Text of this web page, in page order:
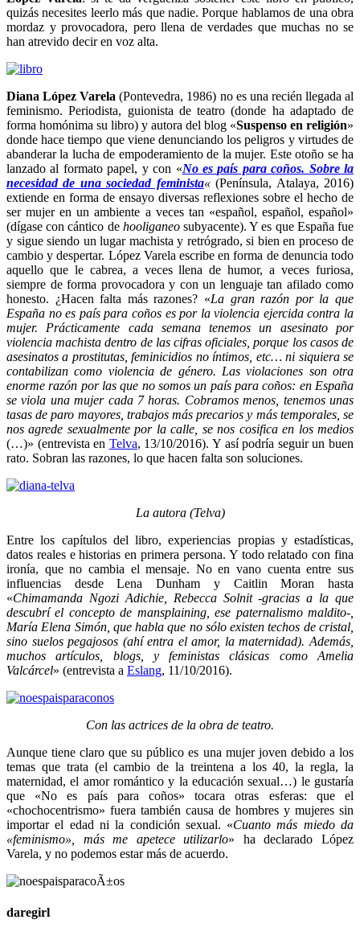
quizás necesites leerlo más que nadie. Porque hablamos de una obra
mordaz y provocadora, pero llena de verdades que muchas no se
han atrevido decir en voz alta.
Diana López Varela (Pontevedra, 1986) no es una recién llegada al
feminismo. Periodista, guionista de teatro (donde ha adaptado de
forma homónima su libro) y autora del blog «Suspenso en religión»
donde hace tiempo que viene denunciando los peligros y virtudes de
abanderar la lucha de empoderamiento de la mujer. Este otoño se ha
lanzado al formato papel, y con «No es país para coños. Sobre la
necesidad de una sociedad feminista«(Península, Atalaya, 2016)
extiende en forma de ensayo diversas reflexiones sobre el hecho de
ser mujer en un ambiente a veces tan «español, español, español»
(dígase con cántico de hooliganeosubyacente). Y es que España fue
y sigue siendo un lugar machista y retrógrado, si bien en proceso de
cambio y despertar. López Varela escribe en forma de denuncia todo
aquello que le cabrea, a veces llena de humor, a veces furiosa,
siempre de forma provocadora y con un lenguaje tan afilado como
honesto. ¿Hacen falta más razones? «La gran razón por la que
España no es país para coños es por la violencia ejercida contra la
mujer. Prácticamente cada semana tenemos un asesinato por
violencia machista dentro de las cifras oficiales, porque los casos de
asesinatos a prostitutas, feminicidios no íntimos, etc… ni siquiera se
contabilizan como violencia de género. Las violaciones son otra
enorme razón por las que no somos un país para coños: en España
se viola una mujer cada 7 horas. Cobramos menos, tenemos unas
tasas de paro mayores, trabajos más precarios y más temporales, se
nos agrede sexualmente por la calle, se nos cosifica en los medios
(…)» (entrevista en Telva, 13/10/2016). Y así podría seguir un buen
rato. Sobran las razones, lo que hacen falta son soluciones.
La autora (Telva)
Entre los capítulos del libro, experiencias propias y estadísticas,
datos reales e historias en primera persona. Y todo relatado con fina
ironía, que no cambia el mensaje. No en vano cuenta entre sus
influencias desde Lena Dunham y Caitlin Moran hasta
«Chimamanda Ngozi Adichie, Rebecca Solnit -gracias a la que
descubrí el concepto de mansplaining, ese paternalismo maldito-,
María Elena Simón, que habla que no sólo existen techos de cristal,
sino suelos pegajosos (ahí entra el amor, la maternidad). Además,
muchos artículos, blogs, y feministas clásicas como Amelia
Valcárcel» (entrevista a Eslang, 11/10/2016).
Con las actrices de la obra de teatro.
Aunque tiene claro que su público es una mujer joven debido a los
temas que trata (el cambio de la treintena a los 40, la regla, la
maternidad, el amor romántico y la educación sexual…) le gustaría
que «No es país para coños» tocara otras esferas: que el
«chochocentrismo» fuera también causa de hombres y mujeres sin
importar el edad ni la condición sexual. «Cuanto más miedo da
«feminismo», más me apetece utilizarlo» ha declarado López
Varela, y no podemos estar más de acuerdo.
daregirl